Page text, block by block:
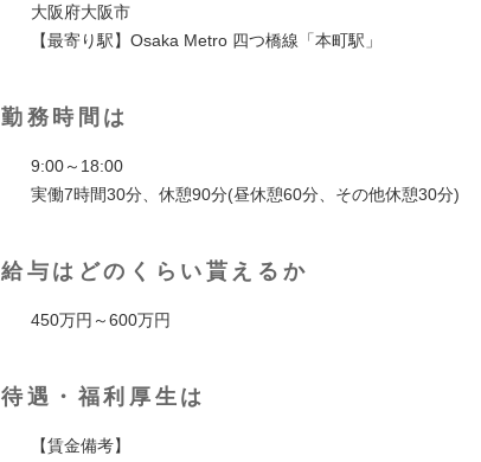
大阪府大阪市
【最寄り駅】Osaka Metro 四つ橋線「本町駅」
勤務時間は
9:00～18:00
実働7時間30分、休憩90分(昼休憩60分、その他休憩30分)
給与はどのくらい貰えるか
450万円～600万円
待遇・福利厚生は
【賃金備考】